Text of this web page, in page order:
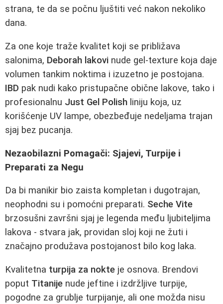
strana, te da se počnu ljuštiti već nakon nekoliko
dana.
Za one koje traže kvalitet koji se približava
salonima, Deborah lakovi nude gel-texture koja daje
volumen tankim noktima i izuzetno je postojana.
IBD pak nudi kako pristupačne obične lakove, tako i
profesionalnu Just Gel Polish liniju koja, uz
korišćenje UV lampe, obezbeđuje nedeljama trajan
sjaj bez pucanja.
Nezaobilazni Pomagači: Sjajevi, Turpije i
Preparati za Negu
Da bi manikir bio zaista kompletan i dugotrajan,
neophodni su i pomoćni preparati. Seche Vite
brzosušni završni sjaj je legenda među ljubiteljima
lakova - stvara jak, providan sloj koji ne žuti i
značajno produžava postojanost bilo kog laka.
Kvalitetna turpija za nokte je osnova. Brendovi
poput Titanije nude jeftine i izdržljive turpije,
pogodne za grublje turpijanje, ali one možda nisu